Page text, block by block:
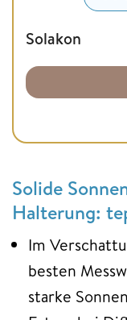
Solakon
Solide
Halterung:
Im
besten
starke